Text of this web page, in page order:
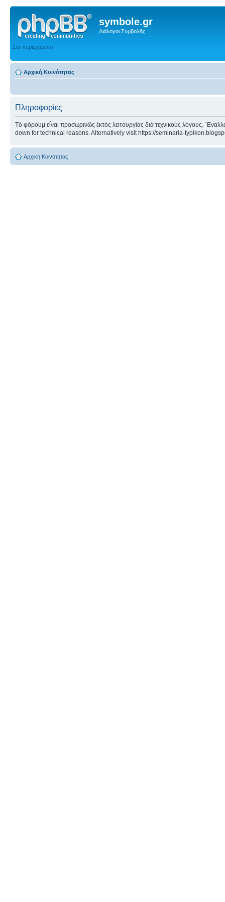
symbole.gr
Διάλογοι Συμβολῆς
Στο περιεχόμενο
Αρχική Κοινότητας
Πληροφορίες
Τὸ φόρουμ εἶναι προσωρινῶς ἐκτὸς λειτουργίας διὰ τεχνικοὺς λόγους.
down for technical reasons. Alternatively visit https://seminaria-
Αρχική Κοινότητας